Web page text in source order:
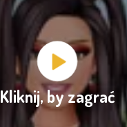
Kliknij, by zagrać